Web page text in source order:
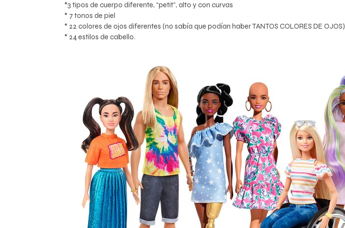
*3 tipos de cuerpo diferente, “petit”, alto y con curvas
* 7 tonos de piel
* 22 colores de ojos diferentes (no sabía que podían haber TANTOS COLORES DE OJOS)
* 24 estilos de cabello.